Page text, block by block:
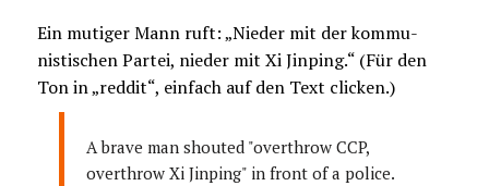
Ein mutiger Mann ruft: „Nieder mit der kommu-
nistischen Partei, nieder mit Xi Jinping.“ (Für den
Ton in „reddit“, einfach auf den Text clicken.)
A brave man shouted "overthrow CCP,
overthrow Xi Jinping" in front of a police.